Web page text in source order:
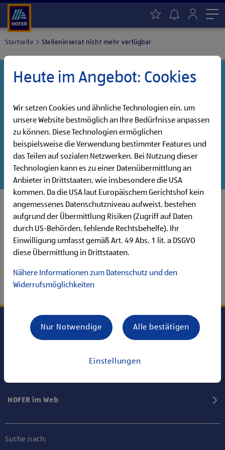
Startseite Stelleninserat nicht mehr verfügbar
haben noch weitere Jobs, die auf dich warten!
Danke für dein Interesse!
Entdecke unsere offenen Jobs oder abonniere deinen
persönlichen Jobalarm:
Jobsuche Jobalarm
HOFER im Web
Suche nach:
Heute im Angebot: Cookies
Wir setzen Cookies und ähnliche Technologien ein, um
unsere Website bestmöglich an Ihre Bedürfnisse anpassen
zu können. Diese Technologien ermöglichen
beispielsweise die Verwendung bestimmter Features und
das Teilen auf sozialen Netzwerken. Bei Nutzung dieser
Technologien kann es zu einer Datenübermittlung an
Anbieter in Drittstaaten, wie insbesondere die USA
kommen. Da die USA laut Europäischem Gerichtshof kein
angemessenes Datenschutzniveau aufweist, bestehen
aufgrund der Übermittlung Risiken (Zugriff auf Daten
durch US-Behörden, fehlende Rechtsbehelfe). Ihr
Einwilligung umfasst gemäß Art. 49 Abs. 1 lit. a DSGVO
diese Übermittlung in Drittstaaten.
Nähere Informationen zum Datenschutz und den
Widerrufsmöglichkeiten
Einstellungen
Nur Notwendige Alle bestätigen